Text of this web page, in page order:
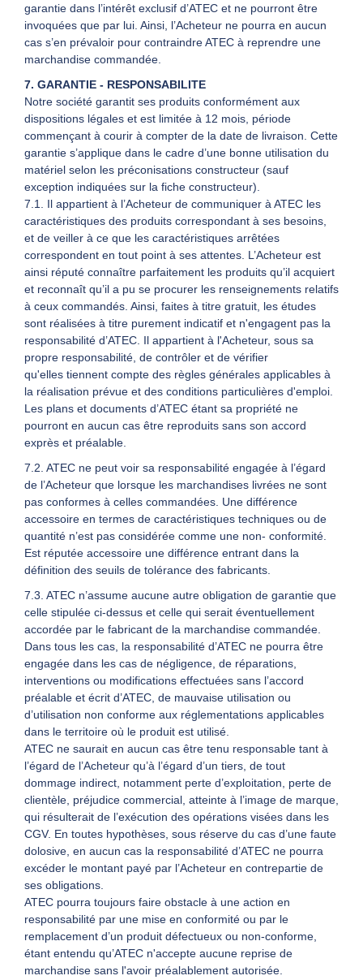
garantie dans l’intérêt exclusif d’ATEC et ne pourront être
invoquées que par lui. Ainsi, l’Acheteur ne pourra en aucun
cas s’en prévaloir pour contraindre ATEC à reprendre une
marchandise commandée.
7. GARANTIE - RESPONSABILITE
Notre société garantit ses produits conformément aux
dispositions légales et est limitée à 12 mois, période
commençant à courir à compter de la date de livraison. Cette
garantie s’applique dans le cadre d’une bonne utilisation du
matériel selon les préconisations constructeur (sauf
exception indiquées sur la fiche constructeur).
7.1. Il appartient à l’Acheteur de communiquer à ATEC les
caractéristiques des produits correspondant à ses besoins,
et de veiller à ce que les caractéristiques arrêtées
correspondent en tout point à ses attentes. L’Acheteur est
ainsi réputé connaître parfaitement les produits qu’il acquiert
et reconnaît qu’il a pu se procurer les renseignements relatifs
à ceux commandés. Ainsi, faites à titre gratuit, les études
sont réalisées à titre purement indicatif et n'engagent pas la
responsabilité d’ATEC. Il appartient à l'Acheteur, sous sa
propre responsabilité, de contrôler et de vérifier
qu'elles tiennent compte des règles générales applicables à
la réalisation prévue et des conditions particulières d'emploi.
Les plans et documents d’ATEC étant sa propriété ne
pourront en aucun cas être reproduits sans son accord
exprès et préalable.
7.2. ATEC ne peut voir sa responsabilité engagée à l’égard
de l’Acheteur que lorsque les marchandises livrées ne sont
pas conformes à celles commandées. Une différence
accessoire en termes de caractéristiques techniques ou de
quantité n’est pas considérée comme une non- conformité.
Est réputée accessoire une différence entrant dans la
définition des seuils de tolérance des fabricants.
7.3. ATEC n’assume aucune autre obligation de garantie que
celle stipulée ci-dessus et celle qui serait éventuellement
accordée par le fabricant de la marchandise commandée.
Dans tous les cas, la responsabilité d’ATEC ne pourra être
engagée dans les cas de négligence, de réparations,
interventions ou modifications effectuées sans l’accord
préalable et écrit d’ATEC, de mauvaise utilisation ou
d’utilisation non conforme aux réglementations applicables
dans le territoire où le produit est utilisé.
ATEC ne saurait en aucun cas être tenu responsable tant à
l’égard de l’Acheteur qu’à l’égard d’un tiers, de tout
dommage indirect, notamment perte d’exploitation, perte de
clientèle, préjudice commercial, atteinte à l’image de marque,
qui résulterait de l’exécution des opérations visées dans les
CGV. En toutes hypothèses, sous réserve du cas d’une faute
dolosive, en aucun cas la responsabilité d’ATEC ne pourra
excéder le montant payé par l’Acheteur en contrepartie de
ses obligations.
ATEC pourra toujours faire obstacle à une action en
responsabilité par une mise en conformité ou par le
remplacement d’un produit défectueux ou non-conforme,
étant entendu qu’ATEC n'accepte aucune reprise de
marchandise sans l'avoir préalablement autorisée.